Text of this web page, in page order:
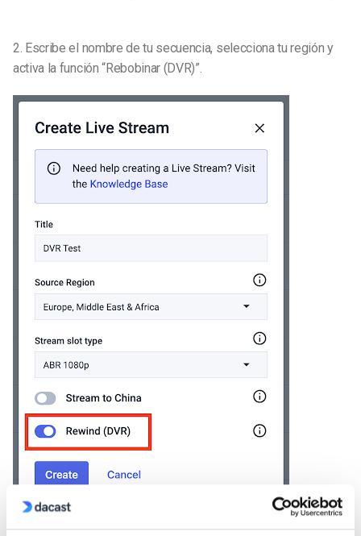
2. Escribe el nombre de tu secuencia, selecciona tu región y
activa la función “Rebobinar (DVR)”.